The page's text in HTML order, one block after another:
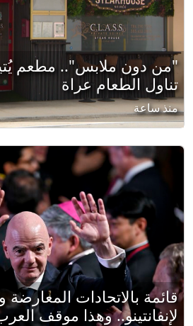
"من دون ملابس".. مطعم
تناول الطعام عراة
منذ ساعة
قائمة بالاتحادات المعارضة
لإنفانتينو.. وهذا موقف